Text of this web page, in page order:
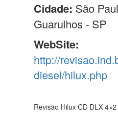
Cidade: São
Guarulhos - SP
WebSite:
http://
diesel/hilux.php
Revisão Hilux CD DLX